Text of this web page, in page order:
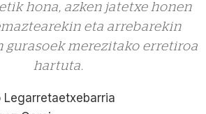
hona, azken jatetxe honen
eta arrebarekin
gurasoek merezitako erretiroa
hartuta.
Legarretaetxebarria